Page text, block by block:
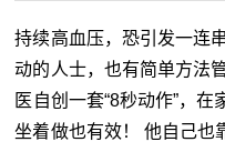
持续高血压，恐引发一连
动的人士，也有简单方法
医自创一套“8秒动作”，在
坐着做也有效！ 他自己也